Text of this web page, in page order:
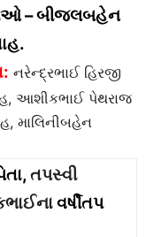
–બીજલબહેન
નરેન્દ્રભાઈ હિરજી
આશીકભાઈ પેથરાજ
માલિનીબહેન
તપસ્વી
વર્ષીતપ